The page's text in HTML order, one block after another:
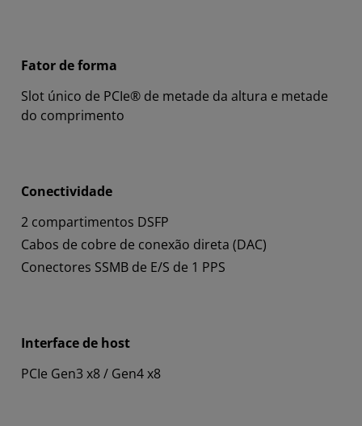
Fator de forma
Slot único de PCIe® de metade da altura e metade
do comprimento
Conectividade
2 compartimentos DSFP
Cabos de cobre de conexão direta (DAC)
Conectores SSMB de E/S de 1 PPS
Interface de host
PCIe Gen3 x8 / Gen4 x8